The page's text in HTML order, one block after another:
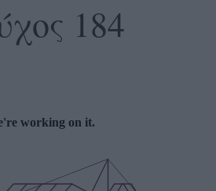
184